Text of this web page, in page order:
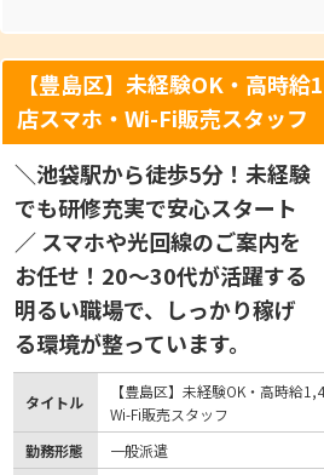
【豊島区】未経験OK・高時
店スマホ・Wi-Fi販売スタッフ
＼池袋駅から徒歩5分！未経験
でも研修充実で安心スタート
／ スマホや光回線のご案内を
お任せ！20〜30代が活躍する
明るい職場で、しっかり稼げ
る環境が整っています。
タイトル
【豊島区】未経験OK・高時給
Wi-Fi販売スタッフ
勤務形態
一般派遣